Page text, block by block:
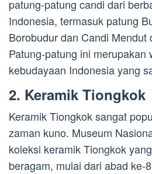
patung-patung candi dari
Indonesia, termasuk patung
Borobudur dan Candi Mendut
Patung-patung ini merupakan
kebudayaan Indonesia yang
2. Keramik Tiongkok
Keramik Tiongkok sangat
zaman kuno. Museum
koleksi keramik Tiongkok
beragam, mulai dari abad ke-